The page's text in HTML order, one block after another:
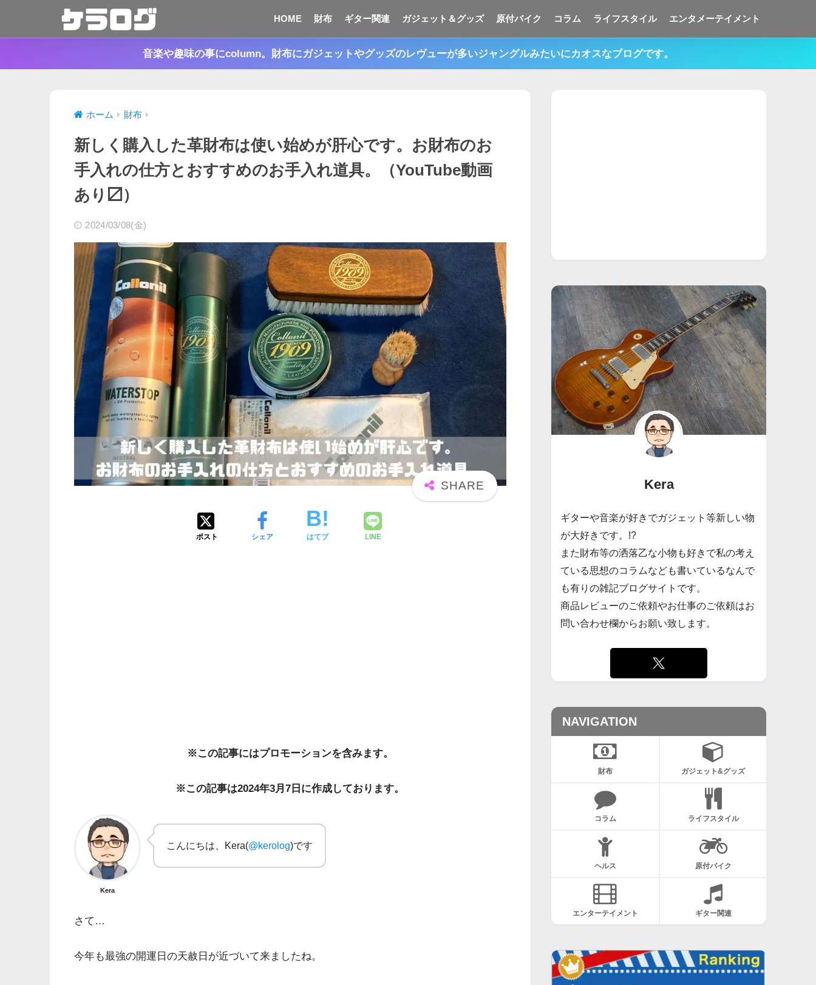
HOME 財布 ギター関連 ガジェット＆グッズ 原付バイク コラム ライフスタイル エンタメーテイメント
音楽や趣味の事にcolumn。財布にガジェットやグッズのレヴューが多いジャングルみたいにカオスなブログです。
ホーム 財布
新しく購入した革財布は使い始めが肝心です。お財布のお
手入れの仕方とおすすめのお手入れ道具。（YouTube動画
あり〼）
2024/03/08(金)
ポスト シェア はてブ LINE
※この記事にはプロモーションを含みます。
※この記事は2024年3月7日に作成しております。
Kera
こんにちは、Kera(@kerolog)です
さて…
今年も最強の開運日の天赦日が近づいて来ましたね。
Kera
ギターや音楽が好きでガジェット等新しい物
が大好きです。!?
また財布等の洒落乙な小物も好きで私の考え
ている思想のコラムなども書いているなんで
も有りの雑記ブログサイトです。
商品レビューのご依頼やお仕事のご依頼はお
問い合わせ欄からお願い致します。
NAVIGATION
財布 ガジェット&グッズ
コラム ライフスタイル
ヘルス 原付バイク
エンターテイメント ギター関連